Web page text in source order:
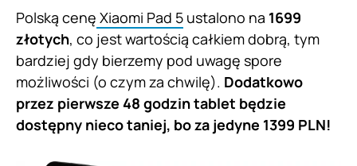
Polską cenę Xiaomi Pad 5 ustalono na 1699
złotych, co jest wartością całkiem dobrą, tym
bardziej gdy bierzemy pod uwagę spore
możliwości (o czym za chwilę). Dodatkowo
przez pierwsze 48 godzin tablet będzie
dostępny nieco taniej, bo za jedyne 1399 PLN!